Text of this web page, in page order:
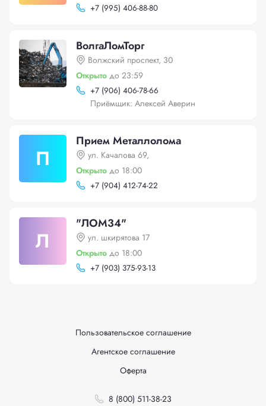
+7 (995) 406-88-80
ВолгаЛомТорг
Волжский проспект, 30
Открыто до 23:59
+7 (906) 406-78-66
Приёмщик: Алексей Аверин
П
Прием Металлолома
ул. Качалова 69,
Открыто до 18:00
+7 (904) 412-74-22
Л
"ЛОМ34"
ул. шкирятова 17
Открыто до 18:00
+7 (903) 375-93-13
Пользовательское соглашение
Агентское соглашение
Оферта
8 (800) 511-38-23